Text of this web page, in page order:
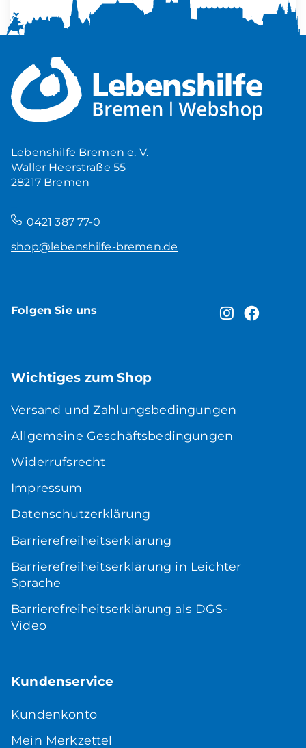
Mehr Ruhe zuhause
5,00€
Lebenshilfe Bremen e. V.
Waller Heerstraße 55
28217 Bremen
0421 387 77-0
shop@lebenshilfe-bremen.de
Folgen Sie uns
Wichtiges zum Shop
Versand und Zahlungsbedingungen
Allgemeine Geschäftsbedingungen
Widerrufsrecht
Impressum
Datenschutzerklärung
Barrierefreiheitserklärung
Barrierefreiheitserklärung in Leichter
Sprache
Barrierefreiheitserklärung als DGS-
Video
Kundenservice
Kundenkonto
Mein Merkzettel